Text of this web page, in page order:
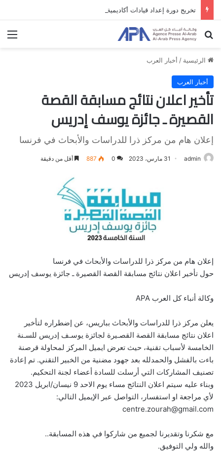
بحث عن
الرئيسية / أخبار العرب
أخبار العرب
تأخير اعلان نتائج مسابقة القصة
القصيرة ـ جائزة يوسف إدريس
إعلان هام من مركز ذرا للدراسات والأبحاث في فرنسا
admin 31 مارس، 2023 0
887 أقل من دقيقة
إعلان هام من مركز ذرا للدراسات والأبحاث في فرنسا
حول تأخير اعلان نتائج مسابقة القصة القصيرة ـ جائزة يوسف إدريس
وكالة أنباء كل العرب APA
يعلن مركز ذرا للدراسات والأبحاث بباريس، عن إضطراره لتأخير
اعلان نتائج مسابقة القصة القصـيرة لجائزة يوسـف إدريس للسـنة
الخامسة لأسباب تقنية، حيث تعرض ايميل المركز لمحاولة قرصنة
باءت بالفشل والحمدلله بعد جهود مضنية من الخبير التقني. تم إعادة
تصنيف المشاركات التي أرسلت للسادة أعضاء لجنة التحكيم.
وبناء عليه سيتم اعلان النتائج مساء يوم الاحد 9 نيسان/ابريل 2023
لأي مراجعة او استفسار، التواصل عبر الإيميل التالي:
centre.zourah@gmail.com
مع شكرنا وتقديرنا لجميع من شاركوا في هذه المسابقة..
والله ولي التوفيق.